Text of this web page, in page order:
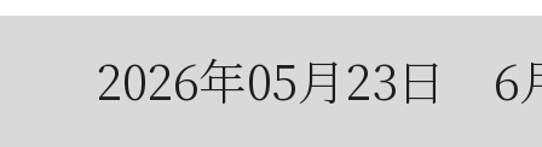
2026年05月23日
6